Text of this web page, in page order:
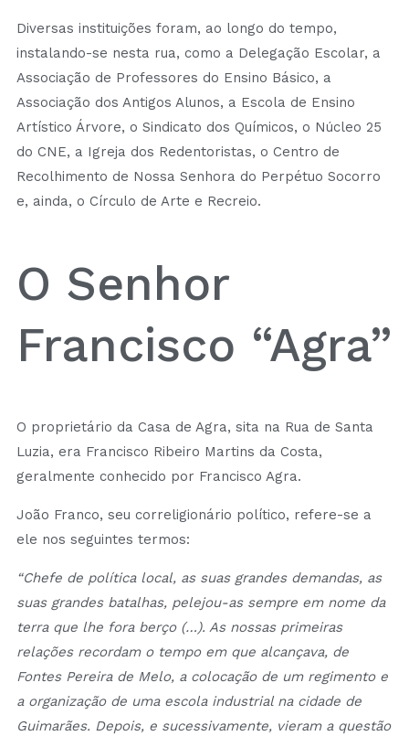
Diversas instituições foram, ao longo do tempo,
instalando-se nesta rua, como a Delegação Escolar, a
Associação de Professores do Ensino Básico, a
Associação dos Antigos Alunos, a Escola de Ensino
Artístico Árvore, o Sindicato dos Químicos, o Núcleo 25
do CNE, a Igreja dos Redentoristas, o Centro de
Recolhimento de Nossa Senhora do Perpétuo Socorro
e, ainda, o Círculo de Arte e Recreio.
O Senhor
Francisco “Agra”
O proprietário da Casa de Agra, sita na Rua de Santa
Luzia, era Francisco Ribeiro Martins da Costa,
geralmente conhecido por Francisco Agra.
João Franco, seu correligionário político, refere-se a
ele nos seguintes termos:
“Chefe de política local, as suas grandes demandas, as
suas grandes batalhas, pelejou-as sempre em nome da
terra que lhe fora berço (…). As nossas primeiras
relações recordam o tempo em que alcançava, de
Fontes Pereira de Melo, a colocação de um regimento e
a organização de uma escola industrial na cidade de
Guimarães. Depois, e sucessivamente, vieram a questão